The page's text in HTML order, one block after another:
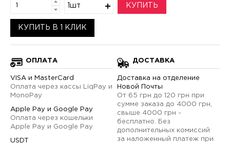
1шт КУПИТЬ
КУПИТЬ В 1 КЛИК
ОПЛАТА
VISA и MasterCard
Оплата через кассы LiqPay и
MonoPay
Apple Pay и Google Pay
Оплата через кошельки
Apple Pay и Google Pay
USDT
ДОСТАВКА
Доставка на отделение
Новой Почты
От 65 грн до 120 грн при
сумме заказа до 4000 грн,
свыше 4000 грн -
бесплатно. Без
дополнительных комиссий
за наложенный платеж при